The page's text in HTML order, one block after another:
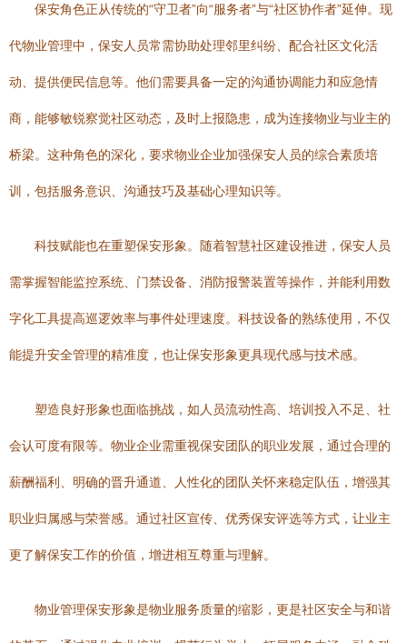
保安角色正从传统的“守卫者”向“服务者”与“社区协作者”延伸。现
代物业管理中，保安人员常需协助处理邻里纠纷、配合社区文化活
动、提供便民信息等。他们需要具备一定的沟通协调能力和应急情
商，能够敏锐察觉社区动态，及时上报隐患，成为连接物业与业主的
桥梁。这种角色的深化，要求物业企业加强保安人员的综合素质培
训，包括服务意识、沟通技巧及基础心理知识等。
科技赋能也在重塑保安形象。随着智慧社区建设推进，保安人员
需掌握智能监控系统、门禁设备、消防报警装置等操作，并能利用数
字化工具提高巡逻效率与事件处理速度。科技设备的熟练使用，不仅
能提升安全管理的精准度，也让保安形象更具现代感与技术感。
塑造良好形象也面临挑战，如人员流动性高、培训投入不足、社
会认可度有限等。物业企业需重视保安团队的职业发展，通过合理的
薪酬福利、明确的晋升通道、人性化的团队关怀来稳定队伍，增强其
职业归属感与荣誉感。通过社区宣传、优秀保安评选等方式，让业主
更了解保安工作的价值，增进相互尊重与理解。
物业管理保安形象是物业服务质量的缩影，更是社区安全与和谐